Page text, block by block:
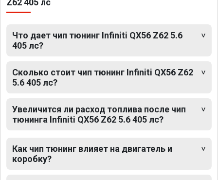
Z62 405 лс
Что дает чип тюнинг Infiniti QX56 Z62 5.6
405 лс?
Сколько стоит чип тюнинг Infiniti QX56 Z62
5.6 405 лс?
Увеличится ли расход топлива после чип
тюнинга Infiniti QX56 Z62 5.6 405 лс?
Как чип тюнинг влияет на двигатель и
коробку?